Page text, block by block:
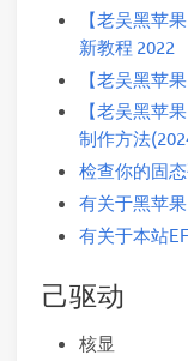
【老吴黑苹
新教程 2022
【老吴黑苹
【老吴黑苹
制作方法
检查你的固
有关于黑苹
有关于本站
己驱动
核显